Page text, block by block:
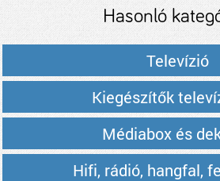
Hasonló
Televízió
Kiegészítők
Médiabox és
Hifi, rádió, hangfal,